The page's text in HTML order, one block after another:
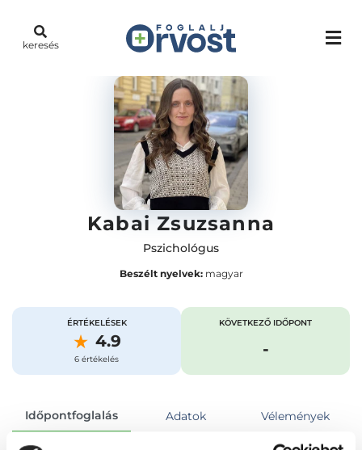
keresés
Kabai Zsuzsanna
Pszichológus
Beszélt nyelvek:magyar
ÉRTÉKELÉSEK
4.9
6 értékelés
KÖVETKEZŐ IDŐPONT
-
Időpontfoglalás Adatok Vélemények